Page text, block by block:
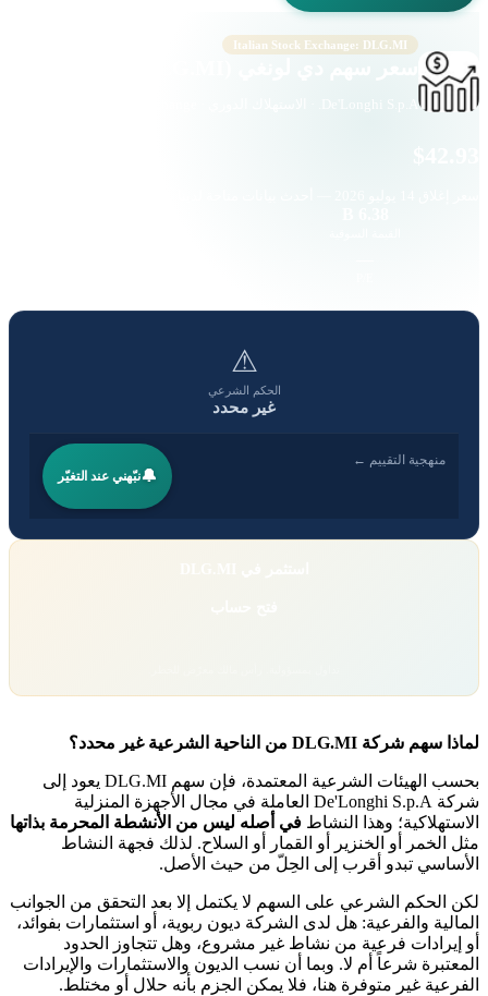
Italian Stock Exchange: DLG.MI
De'Longhi S.p.A. · الاستهلاك الدوري · Italian Stock Exchange
⚠
الحكم الشرعي
غير محدد
منهجية التقييم ←
🔔نبّهني عند التغيّر
لماذا سهم شركة DLG.MI من الناحية الشرعية غير محدد؟
بحسب الهيئات الشرعية المعتمدة، فإن سهم DLG.MI يعود إلى
شركة De'Longhi S.p.A العاملة في مجال الأجهزة المنزلية
الاستهلاكية؛ وهذا النشاط في أصله ليس من الأنشطة المحرمة بذاتها
مثل الخمر أو الخنزير أو القمار أو السلاح. لذلك فجهة النشاط
الأساسي تبدو أقرب إلى الحِلّ من حيث الأصل.
لكن الحكم الشرعي على السهم لا يكتمل إلا بعد التحقق من الجوانب
المالية والفرعية: هل لدى الشركة ديون ربوية، أو استثمارات بفوائد،
أو إيرادات فرعية من نشاط غير مشروع، وهل تتجاوز الحدود
المعتبرة شرعاً أم لا. وبما أن نسب الديون والاستثمارات والإيرادات
الفرعية غير متوفرة هنا، فلا يمكن الجزم بأنه حلال أو مختلط.